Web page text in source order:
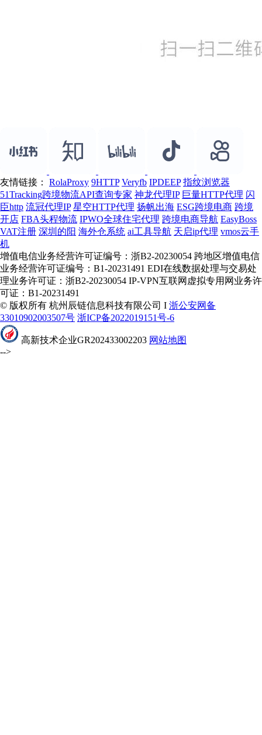
友情链接： RolaProxy 9HTTP Veryfb IPDEEP 指纹浏览器
51Tracking跨境物流API查询专家 神龙代理IP 巨量HTTP代理 闪
臣http 流冠代理IP 星空HTTP代理 扬帆出海 ESG跨境电商 跨境
开店 FBA头程物流 IPWO全球住宅代理 跨境电商导航 EasyBoss
VAT注册 深圳的阳 海外仓系统 ai工具导航 天启ip代理 vmos云手
机
增值电信业务经营许可证编号：浙B2-20230054 跨地区增值电信
业务经营许可证编号：B1-20231491 EDI在线数据处理与交易处
理业务许可证：浙B2-20230054 IP-VPN互联网虚拟专用网业务许
可证：B1-20231491
© 版权所有 杭州辰链信息科技有限公司 I 浙公安网备
33010902003507号 浙ICP备2022019151号-6
高新技术企业GR202433002203 网站地图
-->